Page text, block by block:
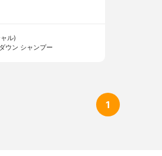
ル)
ウン シャンプー
1